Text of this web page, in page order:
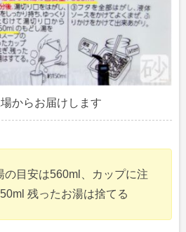
からお届けします
の目安は560ml、カップに注
残ったお湯は捨てる